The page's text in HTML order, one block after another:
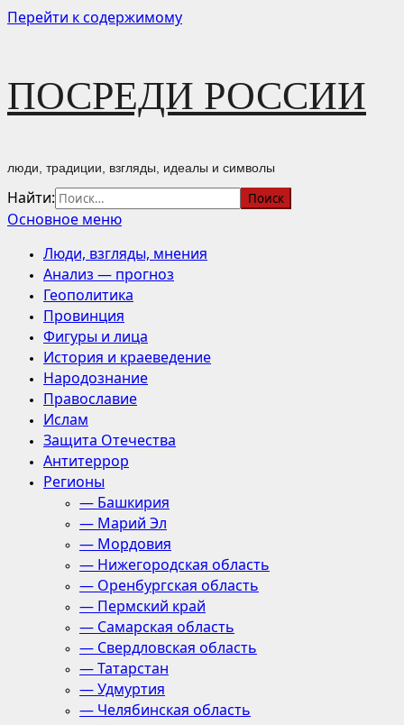
Перейти к содержимому
ПОСРЕДИ РОССИИ
люди, традиции, взгляды, идеалы и символы
Найти:
Основное меню
Люди, взгляды, мнения
Анализ — прогноз
Геополитика
Провинция
Фигуры и лица
История и краеведение
Народознание
Православие
Ислам
Защита Отечества
Антитеррор
Регионы
— Башкирия
— Марий Эл
— Мордовия
— Нижегородская область
— Оренбургская область
— Пермский край
— Самарская область
— Свердловская область
— Татарстан
— Удмуртия
— Челябинская область